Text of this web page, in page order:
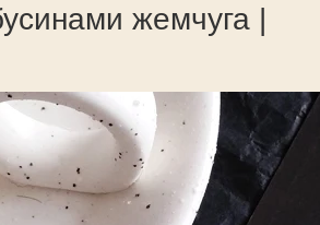
жемчуга |